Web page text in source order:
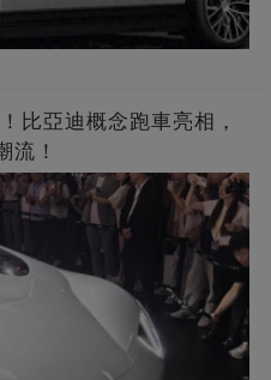
比亞迪概念跑車亮相，
流！